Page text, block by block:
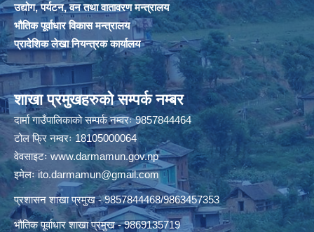
उद्योग, पर्यटन, वन तथा वातावरण मन्त्रालय
भौतिक पूर्वाधार विकास मन्त्रालय
प्रादेशिक लेखा नियन्त्रक कार्यालय
शाखा प्रमुखहरुको सम्पर्क नम्बर
दार्मा गाउँपालिकाको सम्पर्क नम्वरः 9857844464
टोल फ्रि नम्वरः 18105000064
वेवसाइटःwww.darmamun.gov.np
इमेलःito.darmamun@gmail.com
प्रशासन शाखा प्रमुख - 9857844468/9863457353
भौतिक पूर्वाधार शाखा प्रमुख - 9869135719